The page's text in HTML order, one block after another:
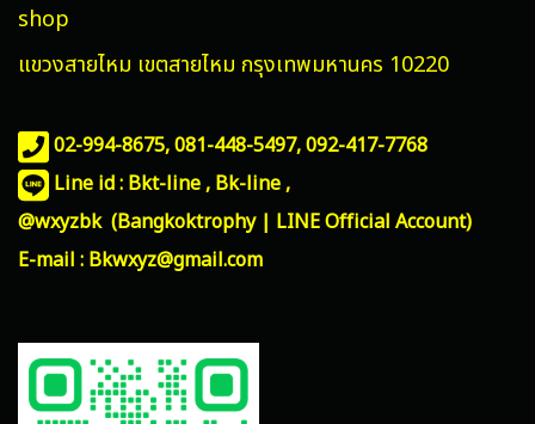
shop
แขวงสายไหม เขตสายไหม กรุงเทพมหานคร 10220
02-994-8675, 081-448-5497,092-417-7768
Line id : Bkt-line , Bk-line ,
@wxyzbk (Bangkoktrophy | LINE Official Account)
E-mail : Bkwxyz@gmail.com